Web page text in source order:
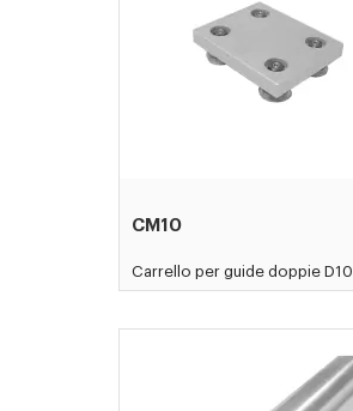
CM10
Carrello per guide doppie D10